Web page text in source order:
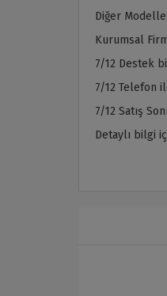
Diğer
Kurumsal
7/12 Destek
7/12 Telefon
7/12 Satış
Detaylı bilgi